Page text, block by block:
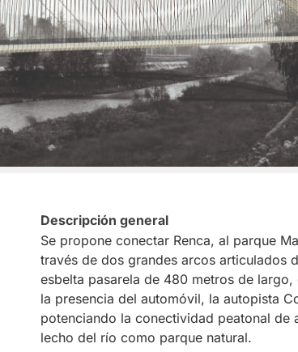
Descripción general
Se propone conectar Renca, al parque
través de dos grandes arcos articulados
esbelta pasarela de 480 metros de
la presencia del automóvil, la autopista
potenciando la conectividad peatonal de
lecho del río como parque natural.